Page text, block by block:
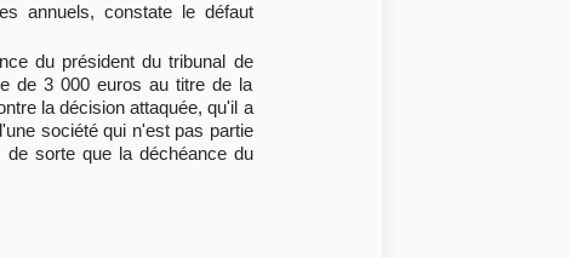
annuels, constate le défaut
du président du tribunal de
de 3 000 euros au titre de la
la décision attaquée, qu'il a
société qui n'est pas partie
sorte que la déchéance du